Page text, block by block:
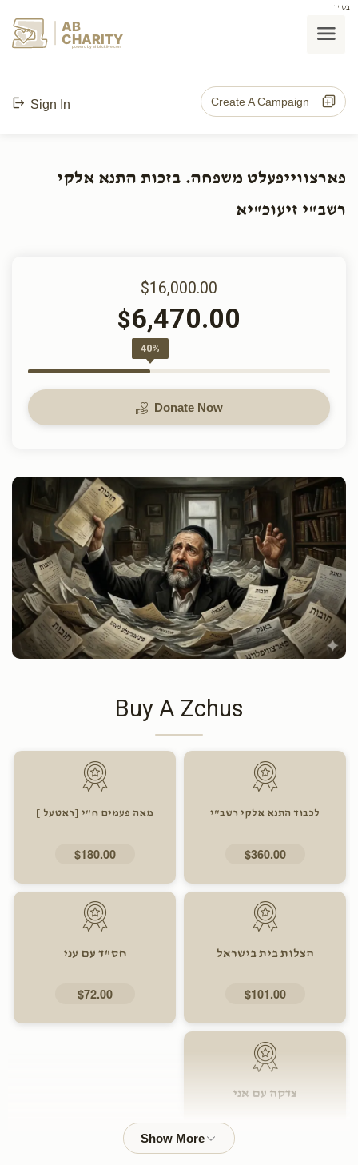
בס"ד
AB
CHARITY
powerd by ahblicklive.com
Sign In Create A Campaign
פארצווייפעלט משפחה. בזכות התנא אלקי
רשב"י זיעוכ"יא
$16,000.00
$6,470.00
40%
Donate Now
Buy A Zchus
לכבוד התנא אלקי רשב"י
$360.00
מאה פעמים ח"י [ראטעל ]
$180.00
הצלות בית בישראל
$101.00
חס"ד עם עני
$72.00
צדקה עם אני